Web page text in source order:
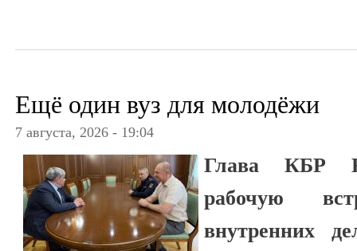
Ещё один вуз для молодёжи
7 августа, 2026 - 19:04
Глава КБР
рабочую
внутренних